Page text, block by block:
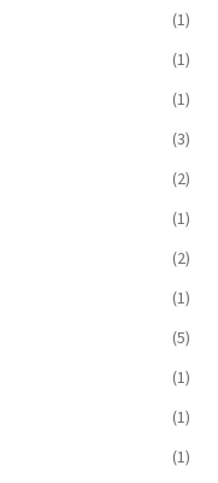
(1)
(1)
(1)
(3)
(2)
(1)
(2)
(1)
(5)
(1)
(1)
(1)